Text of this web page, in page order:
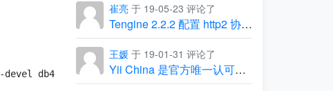
db4-devel libpcap-devel xz-devel libffi-devel
崔亮 于 19-05-23 评论了
Tengine 2.2.2 配置 http2 协议出现的坑
王媛 于 19-01-31 评论了
Yii China 是官方唯一认可的中文社区